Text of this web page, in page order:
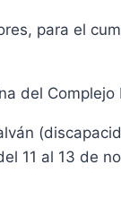
para el
del Complejo
11 al 13 de